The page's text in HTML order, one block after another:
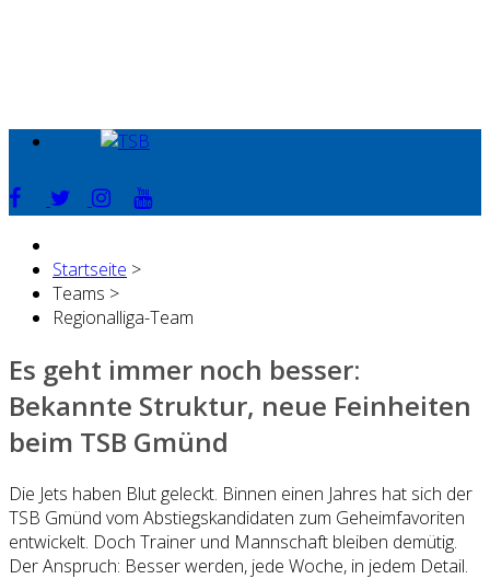
Startseite >
Teams >
Regionalliga-Team
Es geht immer noch besser:
Bekannte Struktur, neue Feinheiten
beim TSB Gmünd
Die Jets haben Blut geleckt. Binnen einen Jahres hat sich der
TSB Gmünd vom Abstiegskandidaten zum Geheimfavoriten
entwickelt. Doch Trainer und Mannschaft bleiben demütig.
Der Anspruch: Besser werden, jede Woche, in jedem Detail.